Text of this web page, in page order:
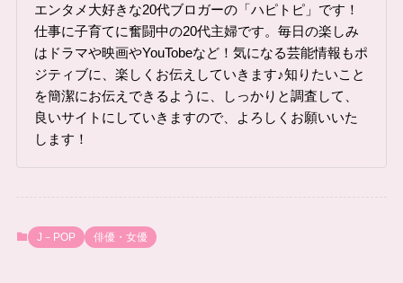
エンタメ大好きな20代ブロガーの「ハピトピ」です！
仕事に子育てに奮闘中の20代主婦です。毎日の楽しみ
はドラマや映画やYouTobeなど！気になる芸能情報もポ
ジティブに、楽しくお伝えしていきます♪知りたいこと
を簡潔にお伝えできるように、しっかりと調査して、
良いサイトにしていきますので、よろしくお願いいた
します！
J－POP 俳優・女優